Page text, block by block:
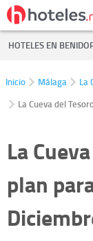
HOTELES EN
Inicio Málaga
La
La Cueva del
La
plan